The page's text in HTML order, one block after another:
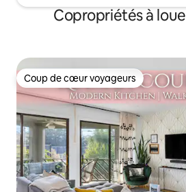
Copropriétés à
Coup de cœur voyageurs
Coup de cœur voyageurs